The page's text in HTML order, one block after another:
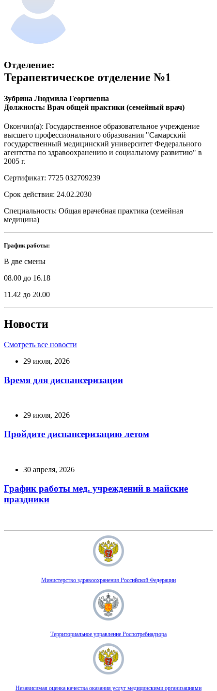
Отделение:
Терапевтическое отделение №1
Зубрина Людмила Георгиевна
Должность: Врач общей практики (семейный врач)
Окончил(а): Государственное образовательное учреждение
высшего профессионального образования "Самарский
государственный медицинский университет Федерального
агентства по здравоохранению и социальному развитию" в
2005 г.
Сертификат: 7725 032709239
Срок действия: 24.02.2030
Специальность: Общая врачебная практика (семейная
медицина)
График работы:
В две смены
08.00 до 16.18
11.42 до 20.00
Новости
Смотреть все новости
29 июля, 2026
Время для диспансеризации
29 июля, 2026
Пройдите диспансеризацию летом
30 апреля, 2026
График работы мед. учреждений в майские
праздники
Министерство здравоохранения Российской Федерации
Территориальное управление Роспотребнадзора
Независимая оценка качества оказания услуг медицинскими организациями